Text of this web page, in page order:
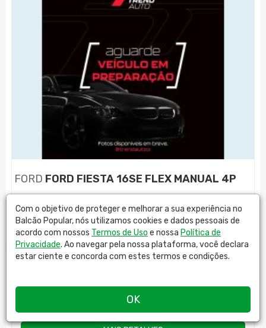
FORD FORD FIESTA 16SE FLEX MANUAL 4P
Comb.
FLEX PRATA
Ano
2017
KM
45800
R$53.890,00
Com o objetivo de proteger e melhorar a sua experiência no
Balcão Popular, nós utilizamos cookies e dados pessoais de
acordo com nossos Termos de Uso e nossa Política de
Privacidade. Ao navegar pela nossa plataforma, você declara
estar ciente e concorda com estes termos e condições.
OK